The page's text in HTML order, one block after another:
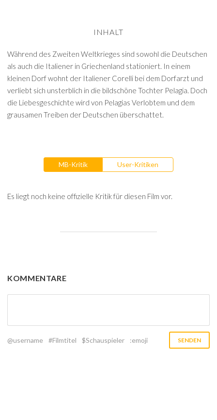
INHALT
Während des Zweiten Weltkrieges sind sowohl die Deutschen
als auch die Italiener in Griechenland stationiert. In einem
kleinen Dorf wohnt der Italiener Corelli bei dem Dorfarzt und
verliebt sich unsterblich in die bildschöne Tochter Pelagia. Doch
die Liebesgeschichte wird von Pelagias Verlobtem und dem
grausamen Treiben der Deutschen überschattet.
MB-Kritik User-Kritiken
Es liegt noch keine offizielle Kritik für diesen Film vor.
KOMMENTARE
@username #Filmtitel $Schauspieler :emoji